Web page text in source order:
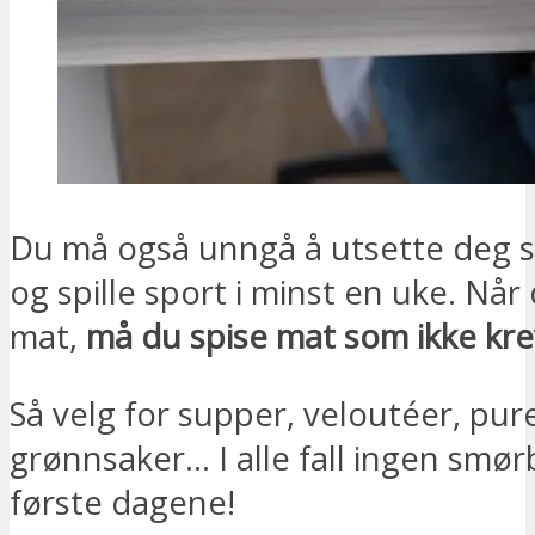
Du må også unngå å utsette deg
og spille sport i minst en uke.
mat, må du spise mat som ikke
Så velg for supper, veloutéer,
grønnsaker… I alle fall ingen
første dagene!